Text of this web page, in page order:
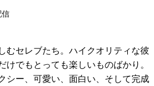
信
むセレブたち。ハイクオリティな彼
けでもとっても楽しいものばかり。
シー、可愛い、面白い、そして完成